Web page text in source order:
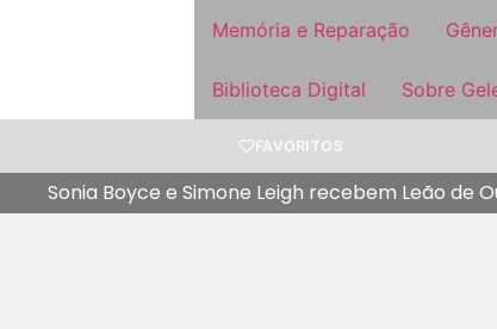
Memória e Reparação
Biblioteca Digital Sobre
FAVORITOS
Sonia Boyce e Simone Leigh recebem Leão de